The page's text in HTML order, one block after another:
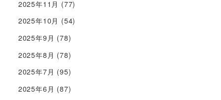
2025年11月 (77)
2025年10月 (54)
2025年9月 (78)
2025年8月 (78)
2025年7月 (95)
2025年6月 (87)